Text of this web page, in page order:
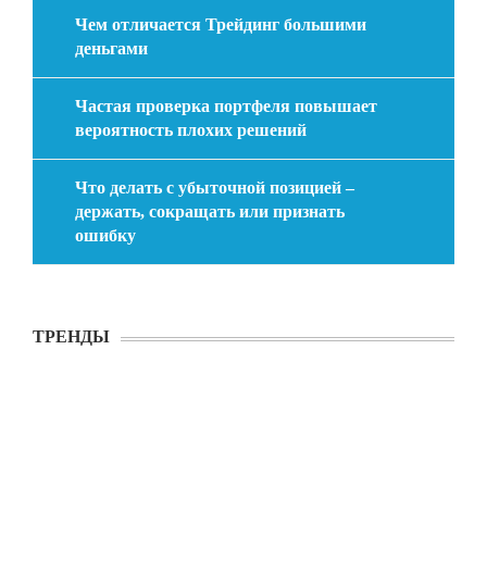
Чем отличается Трейдинг большими
деньгами
Частая проверка портфеля повышает
вероятность плохих решений
Что делать с убыточной позицией –
держать, сокращать или признать
ошибку
ТРЕНДЫ